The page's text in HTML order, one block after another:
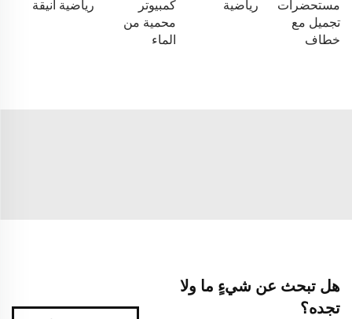
مستحضرات
تجميل مع
خطاف
رياضية
كمبيوتر
محمية من
الماء
رياضية أنيقة
هل تبحث عن شيءٍ ما ولا
تجده؟